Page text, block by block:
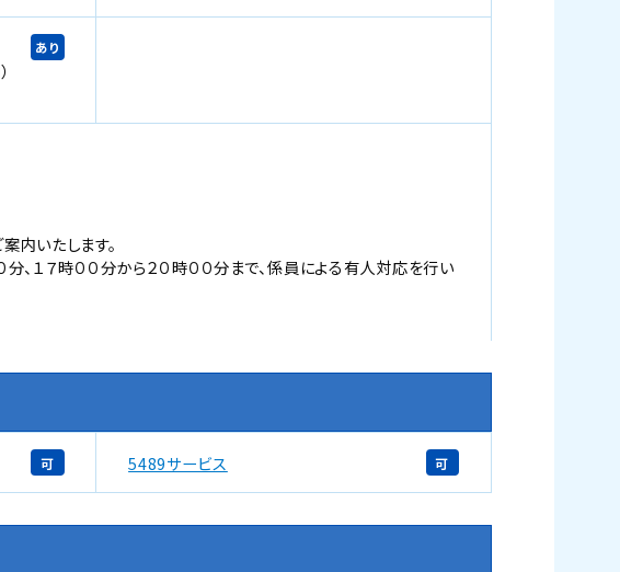
あり
内いたします。
、１７時００分から２０時００分まで、係員による有人対応を行い
可 5489サービス 可